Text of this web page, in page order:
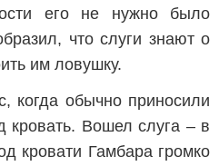
его не нужно было
что слуги знают о
им ловушку.
когда обычно приносили
кровать. Вошел слуга – в
кровати Гамбара громко